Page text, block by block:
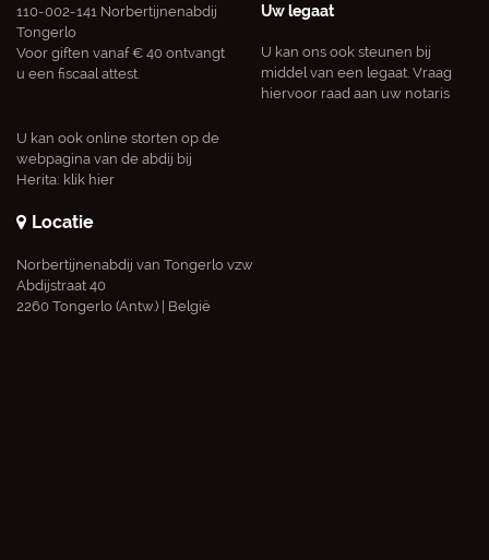
110-002-141 Norbertijnenabdij
Tongerlo
Voor giften vanaf € 40 ontvangt
u een fiscaal attest.
U kan ook online storten op de
webpagina van de abdij bij
Herita: klik hier
Uw legaat
U kan ons ook steunen bij
middel van een legaat. Vraag
hiervoor raad aan uw notaris
Locatie
Norbertijnenabdij van Tongerlo vzw
Abdijstraat 40
2260 Tongerlo (Antw.) | België